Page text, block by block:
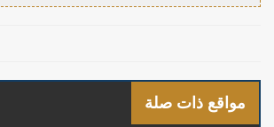
مواقع ذات صلة